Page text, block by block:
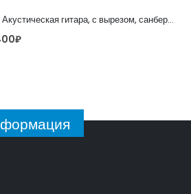
C901T-BS Акустическая гитара, с вырезом, санберст, Caraya
₽